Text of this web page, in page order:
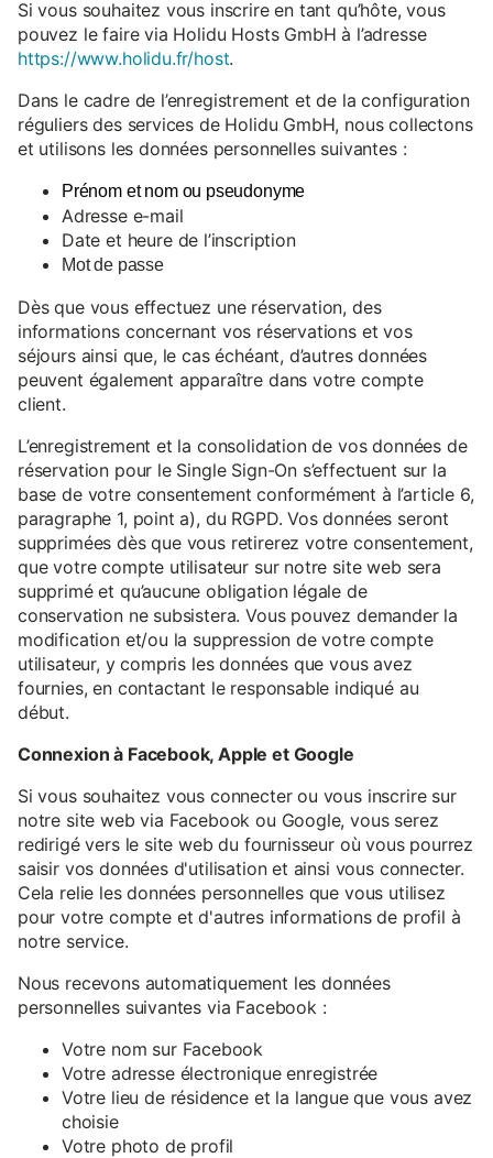
Si vous souhaitez vous inscrire en tant qu’hôte, vous
pouvez le faire via Holidu Hosts GmbH à l’adresse
https://www.holidu.fr/host.
Dans le cadre de l’enregistrement et de la configuration
réguliers des services de Holidu GmbH, nous collectons
et utilisons les données personnelles suivantes :
Prénom et nom ou pseudonyme
Adresse e-mail
Date et heure de l’inscription
Mot de passe
Dès que vous effectuez une réservation, des
informations concernant vos réservations et vos
séjours ainsi que, le cas échéant, d’autres données
peuvent également apparaître dans votre compte
client.
L’enregistrement et la consolidation de vos données de
réservation pour le Single Sign-On s’effectuent sur la
base de votre consentement conformément à l’article 6,
paragraphe 1, point a), du RGPD. Vos données seront
supprimées dès que vous retirerez votre consentement,
que votre compte utilisateur sur notre site web sera
supprimé et qu’aucune obligation légale de
conservation ne subsistera. Vous pouvez demander la
modification et/ou la suppression de votre compte
utilisateur, y compris les données que vous avez
fournies, en contactant le responsable indiqué au
début.
Connexion à Facebook, Apple et Google
Si vous souhaitez vous connecter ou vous inscrire sur
notre site web via Facebook ou Google, vous serez
redirigé vers le site web du fournisseur où vous pourrez
saisir vos données d'utilisation et ainsi vous connecter.
Cela relie les données personnelles que vous utilisez
pour votre compte et d'autres informations de profil à
notre service.
Nous recevons automatiquement les données
personnelles suivantes via Facebook :
Votre nom sur Facebook
Votre adresse électronique enregistrée
Votre lieu de résidence et la langue que vous avez
choisie
Votre photo de profil